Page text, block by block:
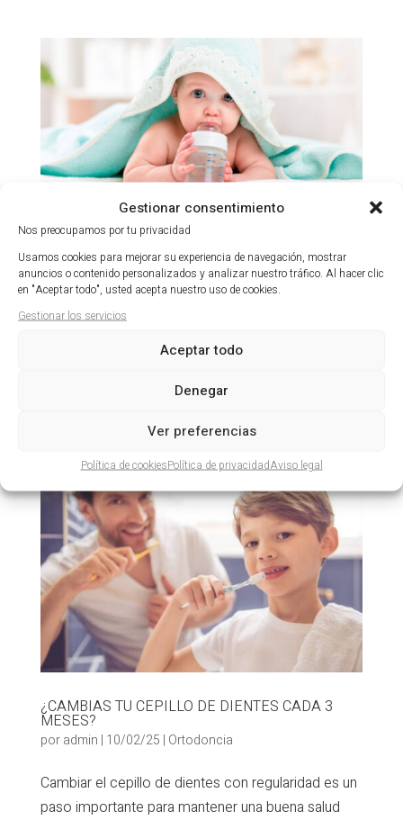
Gestionar consentimiento
Nos preocupamos por tu privacidad
Usamos cookies para mejorar su experiencia de navegación, mostrar
anuncios o contenido personalizados y analizar nuestro tráfico. Al hacer clic
en "Aceptar todo", usted acepta nuestro uso de cookies.
Gestionar los servicios
Aceptar todo
Denegar
Ver preferencias
Política de cookiesPolítica de privacidadAviso legal
CARIES DEL BIBERON
por admin 31/03/25
¿Sabes que es la llamada caries del biberón? La
caries temprana de la infancia, también conocida
infecciosa prevenible que es causada por
diferentes tipos de bacterias que viven en la boca.
¿CAMBIAS TU CEPILLO DE DIENTES CADA 3
MESES?
poradmin | 10/02/25 | Ortodoncia
Cambiar el cepillo de dientes con regularidad es un
paso importante para mantener una buena salud